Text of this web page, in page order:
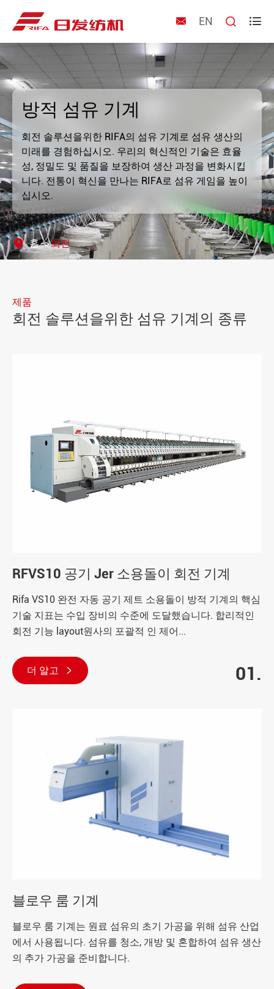
 EN  
방적 섬유 기계
회전 솔루션을위한 RIFA의 섬유 기계로 섬유 생산의
미래를 경험하십시오. 우리의 혁신적인 기술은 효율
성, 정밀도 및 품질을 보장하여 생산 과정을 변화시킵
니다. 전통이 혁신을 만나는 RIFA로 섬유 게임을 높이
십시오.
홈 회전
제품
회전 솔루션을위한 섬유 기계의 종류
RFVS10 공기 Jer 소용돌이 회전 기계
Rifa VS10 완전 자동 공기 제트 소용돌이 방적 기계의 핵심
기술 지표는 수입 장비의 수준에 도달했습니다. 합리적인
회전 기능 layout원사의 포괄적 인 제어...
더 알고  01.
블로우 룸 기계
블로우 룸 기계는 원료 섬유의 초기 가공을 위해 섬유 산업
에서 사용됩니다. 섬유를 청소, 개방 및 혼합하여 섬유 생산
의 추가 가공을 준비합니다.